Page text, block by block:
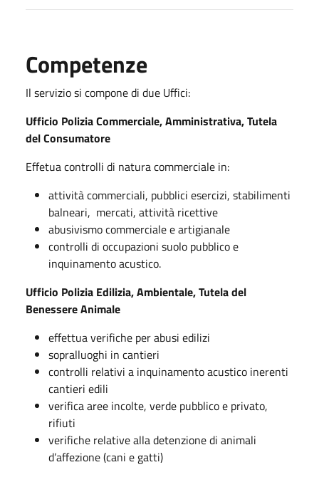
Competenze
Il servizio si compone di due Uffici:
Ufficio Polizia Commerciale, Amministrativa, Tutela
del Consumatore
Effetua controlli di natura commerciale in:
attività commerciali, pubblici esercizi, stabilimenti
balneari, mercati, attività ricettive
abusivismo commerciale e artigianale
controlli di occupazioni suolo pubblico e
inquinamento acustico.
Ufficio Polizia Edilizia, Ambientale, Tutela del
Benessere Animale
effettua verifiche per abusi edilizi
sopralluoghi in cantieri
controlli relativi a inquinamento acustico inerenti
cantieri edili
verifica aree incolte, verde pubblico e privato,
rifiuti
verifiche relative alla detenzione di animali
d’affezione (cani e gatti)